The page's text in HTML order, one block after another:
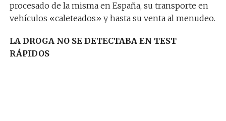
procesado de la misma en España, su transporte en
vehículos «caleteados» y hasta su venta al menudeo.
LA DROGA NO SE DETECTABA EN TEST
RÁPIDOS